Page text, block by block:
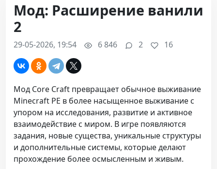
Мод: Расширение ванили
2
29-05-2026, 19:54 6 846 2 16
Мод Core Craft превращает обычное выживание
Minecraft PE в более насыщенное выживание с
упором на исследования, развитие и активное
взаимодействие с миром. В игре появляются
задания, новые существа, уникальные структуры
и дополнительные системы, которые делают
прохождение более осмысленным и живым.